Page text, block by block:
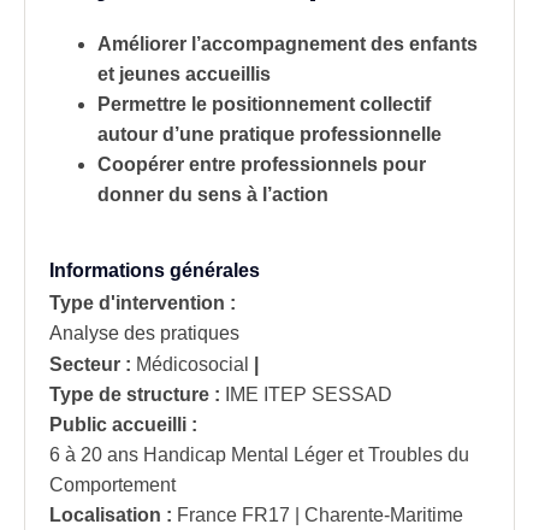
Améliorer l’accompagnement des enfants
et jeunes accueillis
Permettre le positionnement collectif
autour d’une pratique professionnelle
Coopérer entre professionnels pour
donner du sens à l’action
Informations générales
Type d'intervention :
Analyse des pratiques
Secteur : Médicosocial
Type de structure :
IME ITEP SESSAD
Public accueilli :
6 à 20 ans Handicap Mental Léger et Troubles du
Comportement
Localisation : France FR17 | Charente-Maritime